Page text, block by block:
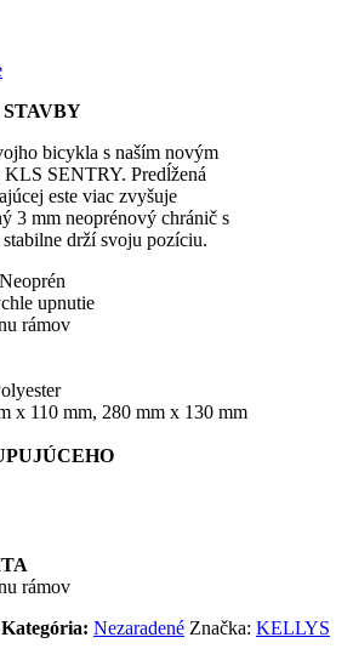
bicykla s naším novým
SENTRY. Predĺžená
este viac zvyšuje
3 mm neoprénový chránič s
drží svoju pozíciu.
upnutie
rámov
x 110 mm, 280 mm x 130 mm
rámov
Kategória: Nezaradené Značka: KELLYS